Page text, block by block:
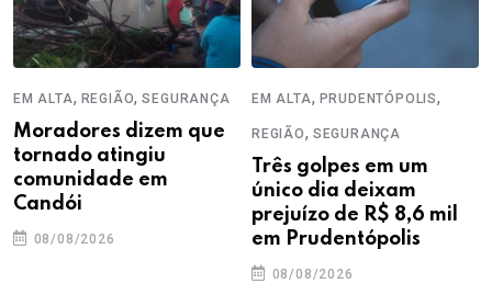
EM ALTA, REGIÃO,SEGURANÇA
Moradores dizem que
tornado atingiu
comunidade em
Candói
08/08/2026
EM ALTA, PRUDENTÓPOLIS,
REGIÃO, SEGURANÇA
Três golpes em um
único dia deixam
prejuízo de R$ 8,6 mil
em Prudentópolis
08/08/2026